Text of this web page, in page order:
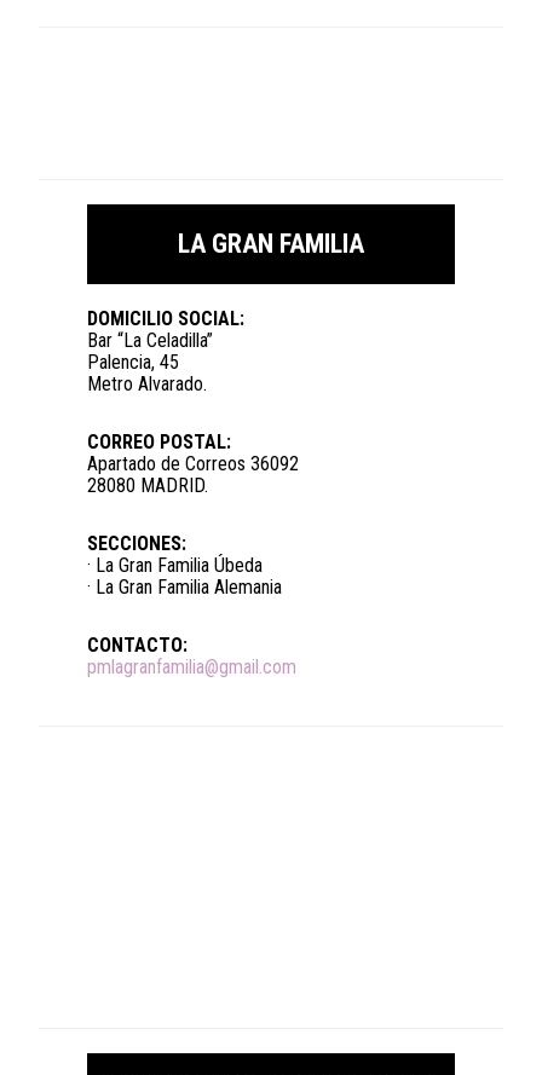
LA GRAN FAMILIA
DOMICILIO SOCIAL:
Bar “La Celadilla”
Palencia, 45
Metro Alvarado.
CORREO POSTAL:
Apartado de Correos 36092
28080 MADRID.
SECCIONES:
· La Gran Familia Úbeda
· La Gran Familia Alemania
CONTACTO:
pmlagranfamilia@gmail.com